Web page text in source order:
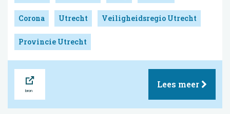
Corona Utrecht Veiligheidsregio Utrecht
Provincie Utrecht
Lees meer